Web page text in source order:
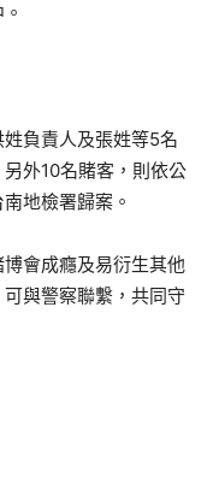
負責人及張姓等5名
外10名賭客，則依公
地檢署歸案。
會成癮及易衍生其他
與警察聯繫，共同守